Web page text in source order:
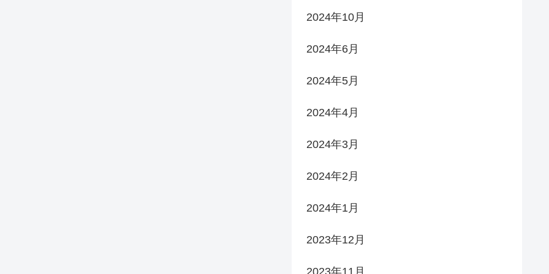
2024年10月
2024年6月
2024年5月
2024年4月
2024年3月
2024年2月
2024年1月
2023年12月
2023年11月